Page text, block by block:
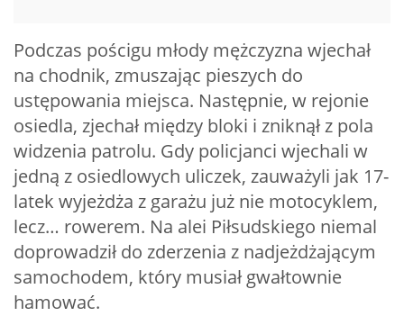
Podczas pościgu młody mężczyzna wjechał
na chodnik, zmuszając pieszych do
ustępowania miejsca. Następnie, w rejonie
osiedla, zjechał między bloki i zniknął z pola
widzenia patrolu. Gdy policjanci wjechali w
jedną z osiedlowych uliczek, zauważyli jak 17-
latek wyjeżdża z garażu już nie motocyklem,
lecz… rowerem. Na alei Piłsudskiego niemal
doprowadził do zderzenia z nadjeżdżającym
samochodem, który musiał gwałtownie
hamować.